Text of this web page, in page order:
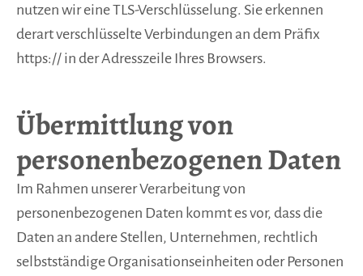
nutzen wir eine TLS-Verschlüsselung. Sie erkennen
derart verschlüsselte Verbindungen an dem Präfix
https:// in der Adresszeile Ihres Browsers.
Übermittlung von
personenbezogenen Daten
Im Rahmen unserer Verarbeitung von
personenbezogenen Daten kommt es vor, dass die
Daten an andere Stellen, Unternehmen, rechtlich
selbstständige Organisationseinheiten oder Personen